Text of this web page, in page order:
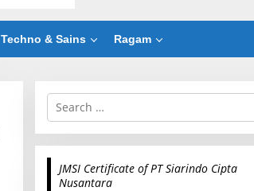
Techno & Sains Ragam
S
r
c
JMSI Certificate of PT Siarindo Cipta
Nusantara